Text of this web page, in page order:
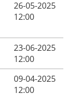
26-05-2025
12:00
23-06-2025
12:00
09-04-2025
12:00